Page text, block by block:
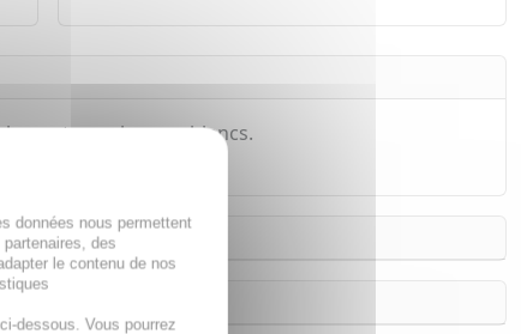
vos cheveux blancs.
données nous permettent
des
le contenu de nos
dessous. Vous pourrez